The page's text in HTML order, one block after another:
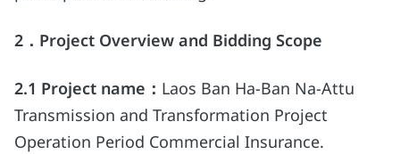
2 ． Project Overview and Bidding Scope
2.1 Project name ： Laos Ban Ha-Ban Na-Attu
Transmission and Transformation Project
Operation Period Commercial Insurance.